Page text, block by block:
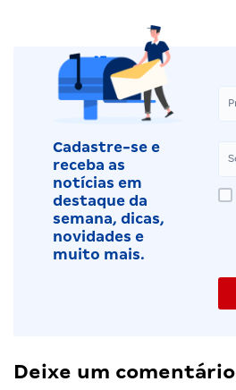
Cadastre-se e
receba as
notícias em
destaque da
semana, dicas,
novidades e
muito mais.
Deixe um comentário